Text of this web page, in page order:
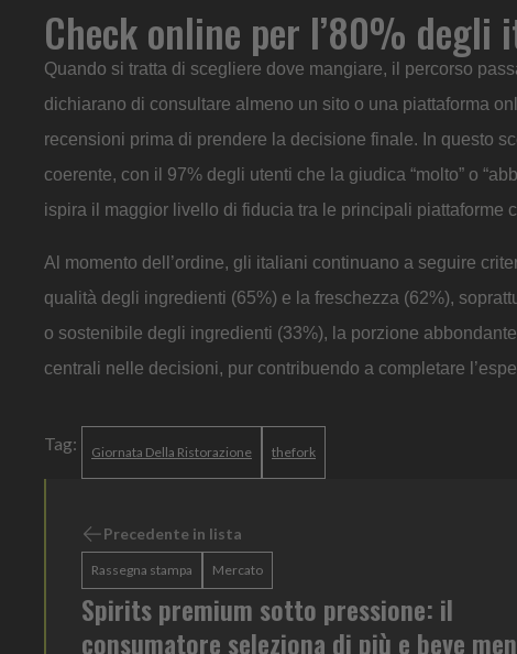
Check online per l’80%
Quando si tratta di scegliere dove mangiare, il percorso
dichiarano di consultare almeno un sito o una piattaforma
recensioni prima di prendere la decisione finale. In questo
coerente, con il 97% degli utenti che la giudica “molto” o
ispira il maggior livello di fiducia tra le principali piattaforme
Al momento dell’ordine, gli italiani continuano a seguire
qualità degli ingredienti (65%) e la freschezza (62%),
o sostenibile degli ingredienti (33%), la porzione
centrali nelle decisioni, pur contribuendo a completare
Tag: Giornata Della Ristorazione thefork
Precedente in lista
Rassegna stampa Mercato
Spirits premium sotto pressione: il
consumatore seleziona di più e beve